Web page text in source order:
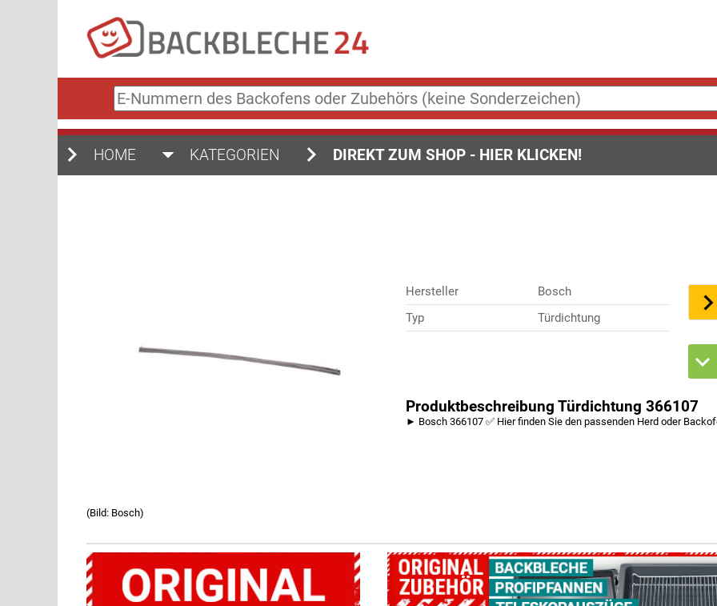
E-
Nummern
des
oder
HOME KATEGORIEN DIREKT ZUM SHOP - HIER KLICKEN!
(Bild: Bosch)
Hersteller
Bosch
Typ
Türdichtung
Produktbeschreibung Türdichtung 366107
► Bosch 366107 ✅ Hier finden Sie den passenden Herd oder